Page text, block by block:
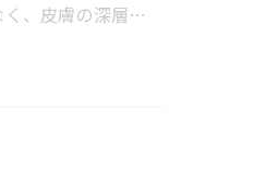
く、皮膚の深層…